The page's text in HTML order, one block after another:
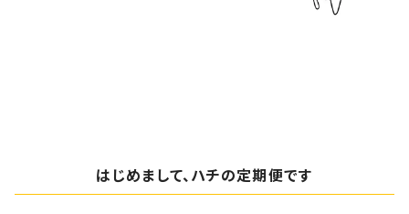
はじめまして、ハチの定期便です